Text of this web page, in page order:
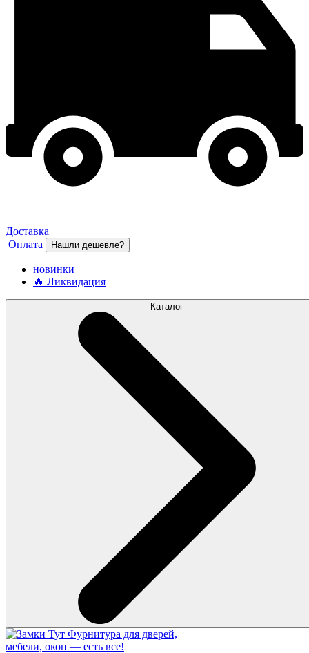
Доставка
Оплата
Нашли дешевле?
новинки
🔥 Ликвидация
Каталог
Фурнитура для дверей,
мебели, окон — есть все!